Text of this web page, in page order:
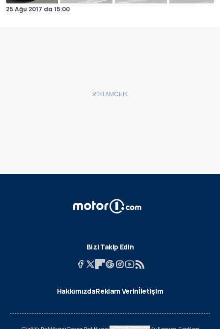
25 Ağu 2017 da 15:00
Bizi Takip Edin
HakkımızdaReklam Verinİletişim